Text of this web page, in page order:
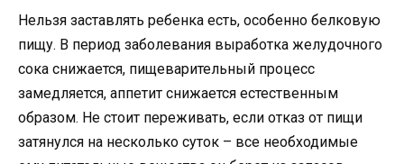
Нельзя заставлять ребенка есть, особенно белковую
пищу. В период заболевания выработка желудочного
сока снижается, пищеварительный процесс
замедляется, аппетит снижается естественным
образом. Не стоит переживать, если отказ от пищи
затянулся на несколько суток – все необходимые